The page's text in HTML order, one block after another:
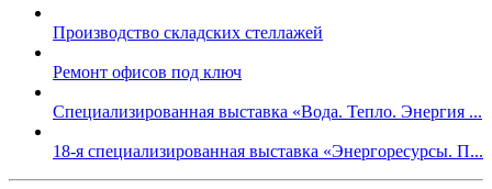
Производство складских стеллажей
Ремонт офисов под ключ
Специализированная выставка «Вода. Тепло. Энергия ...
18-я специализированная выставка «Энергоресурсы. П...